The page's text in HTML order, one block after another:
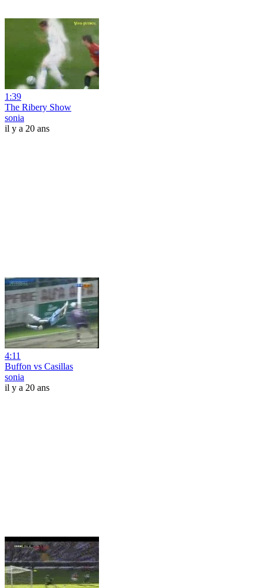
1:39
The Ribery Show
sonia
il y a 20 ans
4:11
Buffon vs Casillas
sonia
il y a 20 ans